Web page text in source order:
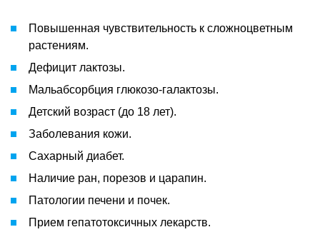
Повышенная чувствительность к сложноцветным
растениям.
Дефицит лактозы.
Мальабсорбция глюкозо-галактозы.
Детский возраст (до 18 лет).
Заболевания кожи.
Сахарный диабет.
Наличие ран, порезов и царапин.
Патологии печени и почек.
Прием гепатотоксичных лекарств.